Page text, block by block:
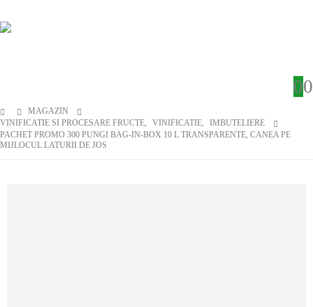
00
MAGAZIN
VINIFICATIE SI PROCESARE FRUCTE, VINIFICATIE,
IMBUTELIERE
PACHET PROMO 300 PUNGI BAG-IN-BOX 10 L TRANSPARENTE, CANEA PE
MIJLOCUL LATURII DE JOS